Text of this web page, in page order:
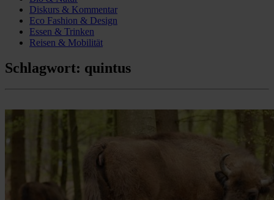
Diskurs & Kommentar
Eco Fashion & Design
Essen & Trinken
Reisen & Mobilität
Schlagwort: quintus